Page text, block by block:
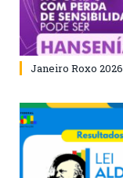
Janeiro Roxo 2026